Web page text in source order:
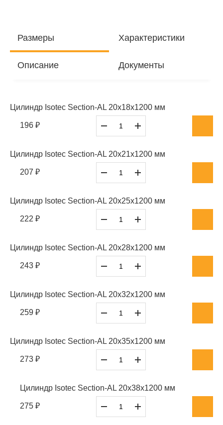
Размеры Характеристики
Описание Документы
Цилиндр Isotec Section-AL 20x18x1200 мм
196 ₽
Цилиндр Isotec Section-AL 20x21x1200 мм
207 ₽
Цилиндр Isotec Section-AL 20x25x1200 мм
222 ₽
Цилиндр Isotec Section-AL 20x28x1200 мм
243 ₽
Цилиндр Isotec Section-AL 20x32x1200 мм
259 ₽
Цилиндр Isotec Section-AL 20x35x1200 мм
273 ₽
Цилиндр Isotec Section-AL 20x38x1200 мм
275 ₽